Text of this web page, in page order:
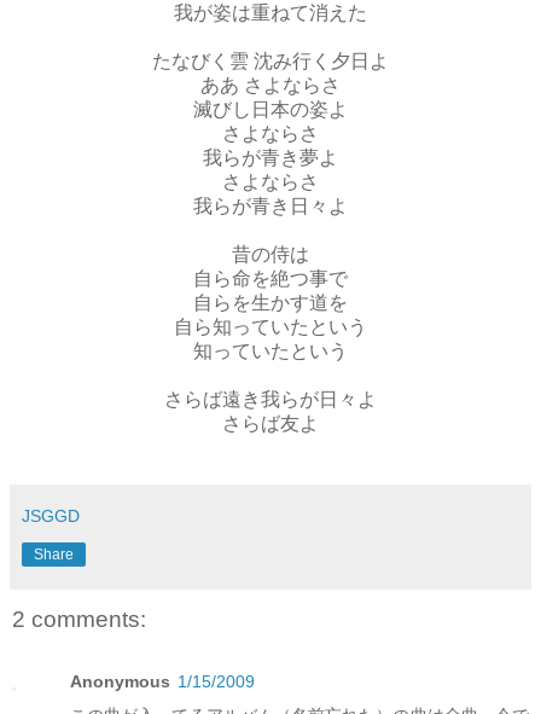
我が姿は重ねて消えた
たなびく雲 沈み行く夕日よ
ああ さよならさ
滅びし日本の姿よ
さよならさ
我らが青き夢よ
さよならさ
我らが青き日々よ
昔の侍は
自ら命を絶つ事で
自らを生かす道を
自ら知っていたという
知っていたという
さらば遠き我らが日々よ
さらば友よ
JSGGD
Share
2 comments:
Anonymous 1/15/2009